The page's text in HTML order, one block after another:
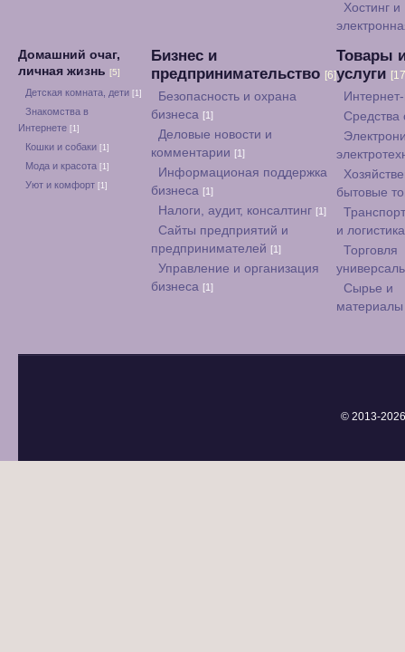
Хостинг и
Домашний очаг,
личная жизнь [5]
Детская комната, дети [1]
Знакомства в
Интернете [1]
Кошки и собаки [1]
Мода и красота [1]
Уют и комфорт [1]
Бизнес и
предпринимательство [6]
Безопасность и охрана
бизнеса [1]
Деловые новости и
комментарии [1]
Информационая поддержка
бизнеса [1]
Налоги, аудит, консалтинг [1]
Сайты предприятий и
предпринимателей [1]
Управление и организация
бизнеса [1]
Товары
услуги
Средства
бытовые
и
Торговля
Сырье и
© 2013-